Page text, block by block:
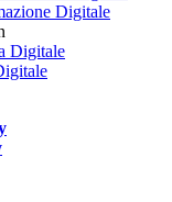
Digitale